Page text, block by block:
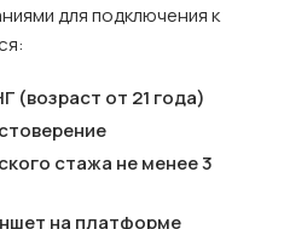
для подключения к
(возраст от 21 года)
стажа не менее 3
на платформе